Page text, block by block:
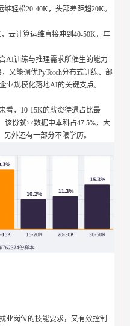
轻松20-40K，头部差距超20K。
云计算运维直接冲到40-50K，年
AI训练与推理需求所催生的能力
又能调优PyTorch分布式训练、部
业规模化落地AI的关键支点。
看，10-15K的薪资待遇占比最
该份就业数据中本科占47.5%，大
另外还有一部分不限学历。
业岗位的技能要求，又有效控制